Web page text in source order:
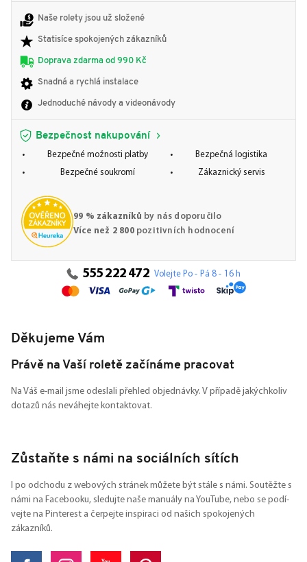
Naše rolety jsou už složené
Statisíce spokojených zákazníků
Doprava zdarma od 990 Kč
Snadná a rychlá instalace
Jednoduché návody a videonávody
Bezpečnost nakupování
Bezpečné možnosti platby
Bezpečná logistika
Bezpečné soukromí
Zákaznický servis
99 % zákazníků by nás doporučilo
Více než 2 800pozitivních hodnocení
555 222 472 Volejte Po - Pá 8 - 16 h
Děkujeme Vám
Právě na Vaší roletě začínáme pracovat
Na Váš e-mail jsme odeslali přehled objednávky. V případě jakýchkoliv
dotazů nás neváhejte kontaktovat.
Zůstaňte s námi na sociálních sítích
I po odchodu z webových stránek můžete být stále s námi. Soutěžte s
námi na Facebooku, sledujte naše manuály na YouTube, nebo se podí-
vejte na Pinterest a čerpejte inspiraci od našich spokojených
zákazníků.